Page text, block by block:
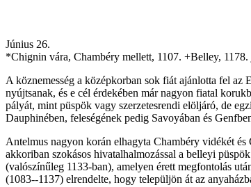
Június 26.
*Chignin vára, Chambéry mellett, 1107. +Belley, 1178.
A köznemesség a középkorban sok fiát ajánlotta fel
nyújtsanak, és e cél érdekében már nagyon fiatal
pályát, mint püspök vagy szerzetesrendi elöljáró, de
Dauphinében, feleségének pedig Savoyában és
Antelmus nagyon korán elhagyta Chambéry vidékét
akkoriban szokásos hivatalhalmozással a belleyi
(valószínűleg 1133-ban), amelyen érett megfontolás
(1083--1137) elrendelte, hogy települjön át az